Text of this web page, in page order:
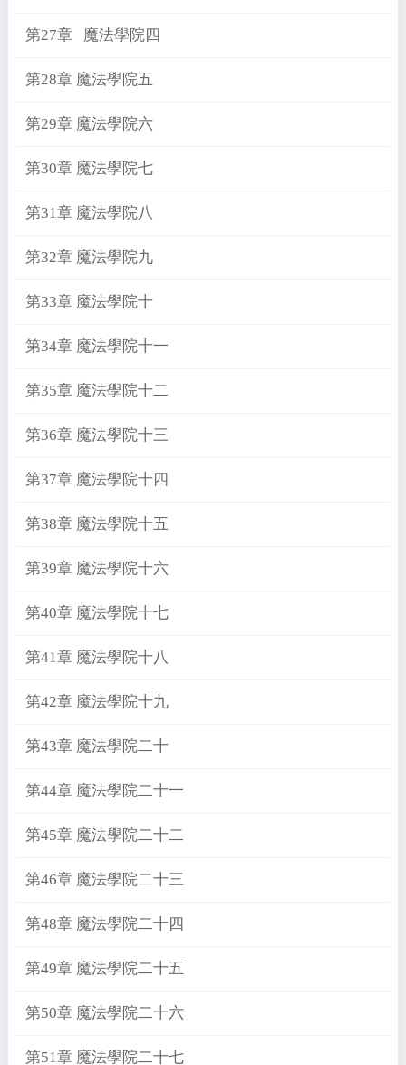
第27章 魔法學院四
第28章 魔法學院五
第29章 魔法學院六
第30章 魔法學院七
第31章 魔法學院八
第32章 魔法學院九
第33章 魔法學院十
第34章 魔法學院十一
第35章 魔法學院十二
第36章 魔法學院十三
第37章 魔法學院十四
第38章 魔法學院十五
第39章 魔法學院十六
第40章 魔法學院十七
第41章 魔法學院十八
第42章 魔法學院十九
第43章 魔法學院二十
第44章 魔法學院二十一
第45章 魔法學院二十二
第46章 魔法學院二十三
第48章 魔法學院二十四
第49章 魔法學院二十五
第50章 魔法學院二十六
第51章 魔法學院二十七